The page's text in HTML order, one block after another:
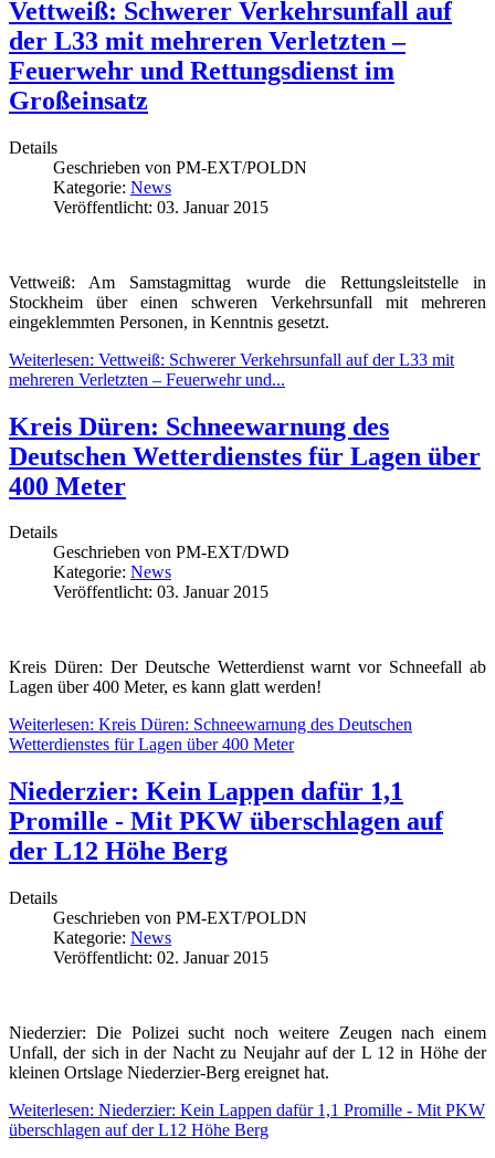
Vettweiß: Schwerer Verkehrsunfall auf
der L33 mit mehreren Verletzten –
Feuerwehr und Rettungsdienst im
Großeinsatz
Details
Geschrieben von PM-EXT/POLDN
Kategorie: News
Veröffentlicht: 03. Januar 2015
Vettweiß: Am Samstagmittag wurde die Rettungsleitstelle in
Stockheim über einen schweren Verkehrsunfall mit mehreren
eingeklemmten Personen, in Kenntnis gesetzt.
Weiterlesen: Vettweiß: Schwerer Verkehrsunfall auf der L33 mit
mehreren Verletzten – Feuerwehr und...
Kreis Düren: Schneewarnung des
Deutschen Wetterdienstes für Lagen über
400 Meter
Details
Geschrieben von PM-EXT/DWD
Kategorie: News
Veröffentlicht: 03. Januar 2015
Kreis Düren: Der Deutsche Wetterdienst warnt vor Schneefall ab
Lagen über 400 Meter, es kann glatt werden!
Weiterlesen: Kreis Düren: Schneewarnung des Deutschen
Wetterdienstes für Lagen über 400 Meter
Niederzier: Kein Lappen dafür 1,1
Promille - Mit PKW überschlagen auf
der L12 Höhe Berg
Details
Geschrieben von PM-EXT/POLDN
Kategorie: News
Veröffentlicht: 02. Januar 2015
Niederzier: Die Polizei sucht noch weitere Zeugen nach einem
Unfall, der sich in der Nacht zu Neujahr auf der L 12 in Höhe der
kleinen Ortslage Niederzier-Berg ereignet hat.
Weiterlesen: Niederzier: Kein Lappen dafür 1,1 Promille - Mit PKW
überschlagen auf der L12 Höhe Berg